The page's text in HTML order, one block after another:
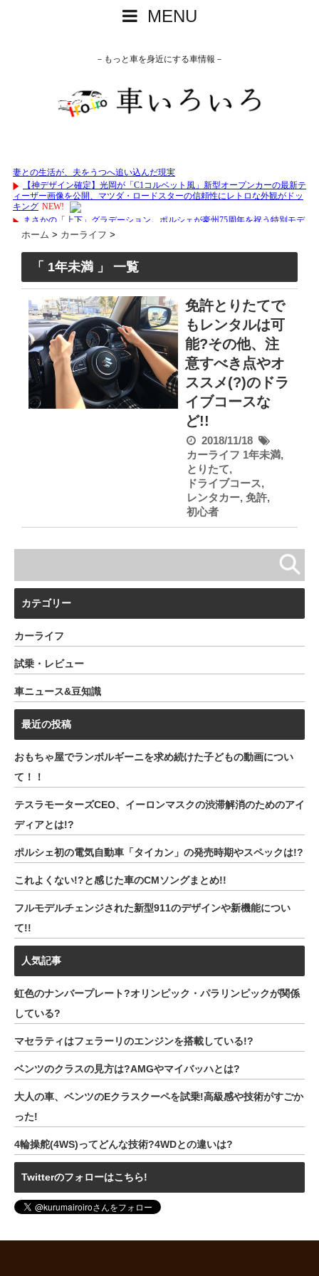
MENU
－もっと車を身近にする車情報－
ホーム > カーライフ >
「 1年未満 」 一覧
免許とりたてで
もレンタルは可
能?その他、注
意すべき点やオ
ススメ(?)のドラ
イブコースな
ど!!
2018/11/18
カーライフ 1年未満,
とりたて,
ドライブコース,
レンタカー, 免許,
初心者
カテゴリー
カーライフ
試乗・レビュー
車ニュース&豆知識
最近の投稿
おもちゃ屋でランボルギーニを求め続けた子どもの動画につい
て！！
テスラモーターズCEO、イーロンマスクの渋滞解消のためのアイ
ディアとは!?
ポルシェ初の電気自動車「タイカン」の発売時期やスペックは!?
これよくない!?と感じた車のCMソングまとめ!!
フルモデルチェンジされた新型911のデザインや新機能につい
て!!
人気記事
虹色のナンバープレート?オリンピック・パラリンピックが関係
している?
マセラティはフェラーリのエンジンを搭載している!?
ベンツのクラスの見方は?AMGやマイバッハとは?
大人の車、ベンツのEクラスクーペを試乗!高級感や技術がすごか
った!
4輪操舵(4WS)ってどんな技術?4WDとの違いは?
Twitterのフォローはこちら!